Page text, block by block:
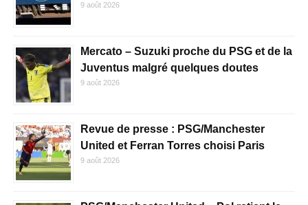
9 août 2026
Mercato – Suzuki proche du PSG et de la
Juventus malgré quelques doutes
9 août 2026
Revue de presse : PSG/Manchester
United et Ferran Torres choisi Paris
9 août 2026